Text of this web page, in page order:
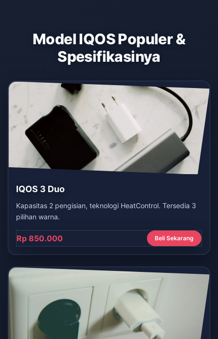
Model IQOS Populer &
Spesifikasinya
IQOS 3 Duo
Kapasitas 2 pengisian, teknologi HeatControl. Tersedia 3
pilihan warna.
Rp 850.000 Beli Sekarang